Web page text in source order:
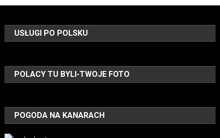
USŁUGI PO POLSKU
POLACY TU BYLI-TWOJE FOTO
POGODA NA KANARACH